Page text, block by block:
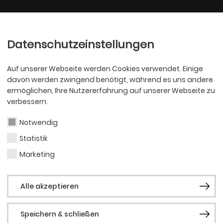
Datenschutzeinstellungen
Auf unserer Webseite werden Cookies verwendet. Einige
davon werden zwingend benötigt, während es uns andere
ermöglichen, Ihre Nutzererfahrung auf unserer Webseite zu
verbessern.
Notwendig
Statistik
Marketing
Alle akzeptieren
Speichern & schließen
AM KINDER-
DORTMUND